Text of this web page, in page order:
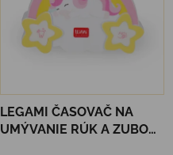
LEGAMI ČASOVAČ NA
UMÝVANIE RÚK A ZUBOV